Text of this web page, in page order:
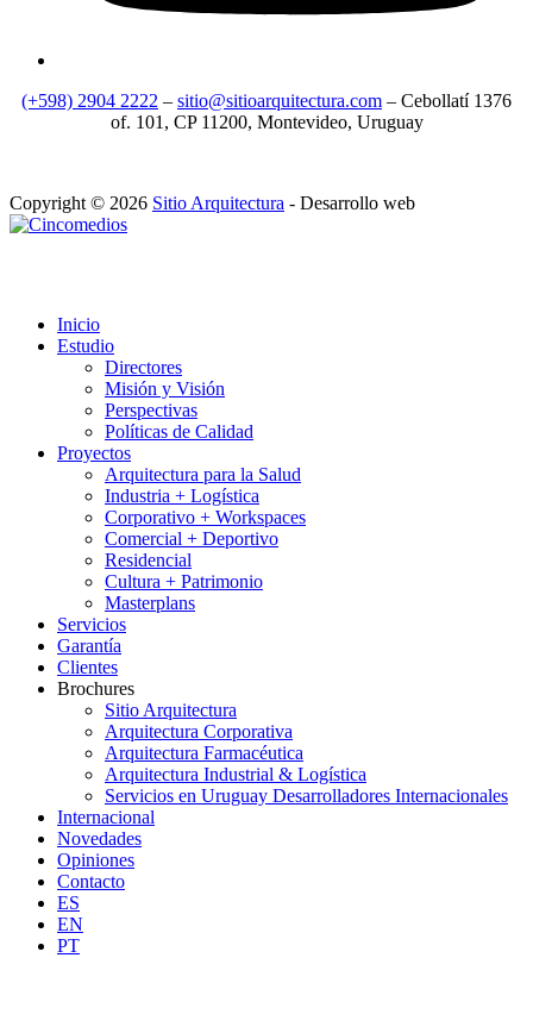
(+598) 2904 2222 – sitio@sitioarquitectura.com – Cebollatí 1376
of. 101, CP 11200, Montevideo, Uruguay
Copyright © 2026 Sitio Arquitectura - Desarrollo web
Inicio
Estudio
Directores
Misión y Visión
Perspectivas
Políticas de Calidad
Proyectos
Arquitectura para la Salud
Industria + Logística
Corporativo + Workspaces
Comercial + Deportivo
Residencial
Cultura + Patrimonio
Masterplans
Servicios
Garantía
Clientes
Brochures
Sitio Arquitectura
Arquitectura Corporativa
Arquitectura Farmacéutica
Arquitectura Industrial & Logística
Servicios en Uruguay Desarrolladores Internacionales
Internacional
Novedades
Opiniones
Contacto
ES
EN
PT